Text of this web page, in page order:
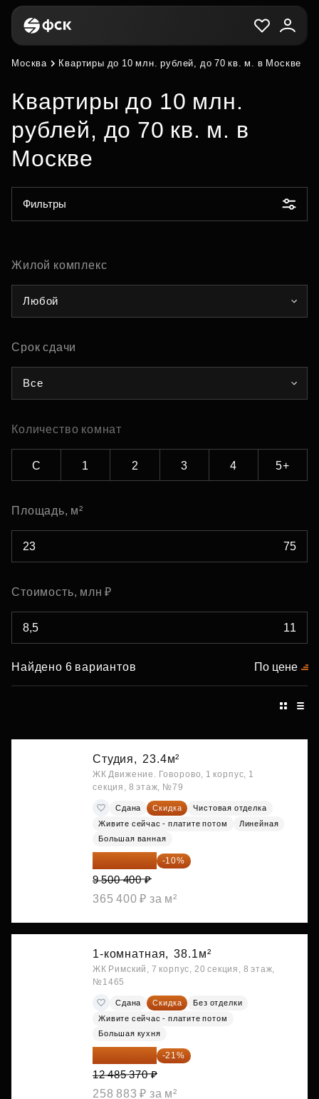
Москва Квартиры до 10 млн. рублей, до 70 кв. м. в Москве
Квартиры до 10 млн.
рублей, до 70 кв. м. в
Москве
Фильтры
Жилой комплекс
Любой
Срок сдачи
Все
Количество комнат
С 1 2 3 4 5+
Площадь, м²
Стоимость, млн ₽
Найдено 6 вариантов По цене
Студия, 23.4м²
ЖК Движение. Говорово, 1 корпус, 1
секция, 8 этаж, №79
Сдана Скидка
Чистовая отделка
Живите сейчас - платите потом
Линейная
Большая ванная
-10%
9 500 400 ₽
365 400 ₽ за м²
1-комнатная, 38.1м²
ЖК Римский, 7 корпус, 20 секция, 8 этаж,
№1465
Сдана Скидка
Без отделки
Живите сейчас - платите потом
Большая кухня
-21%
12 485 370 ₽
258 883 ₽ за м²